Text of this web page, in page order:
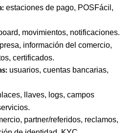
estaciones de pago, POSFácil,
movimientos, notificaciones.
información del comercio,
certificados.
usuarios, cuentas bancarias,
llaves, logs, campos
partner/referidos, reclamos,